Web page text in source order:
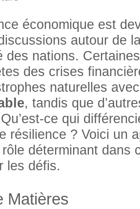
économique est
autour de
des nations.
des crises
naturelles
, tandis que
ce qui
résilience ? Voici un
déterminant dans
les défis.
Matières